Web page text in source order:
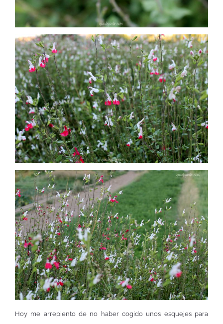
Hoy me arrepiento de no haber cogido unos esquejes para